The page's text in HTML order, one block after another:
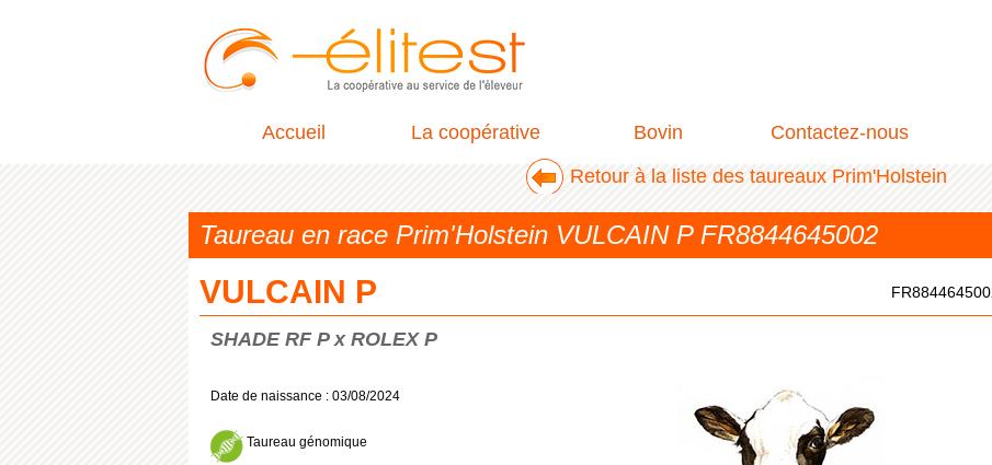
Accueil La coopérative Bovin
Contactez-nous
Retour à la liste des taureaux Prim'Holstein
Taureau en race Prim'Holstein VULCAIN P FR8844645002
VULCAIN P
SHADE RF P x ROLEX P
Date de naissance : 03/08/2024
Taureau génomique